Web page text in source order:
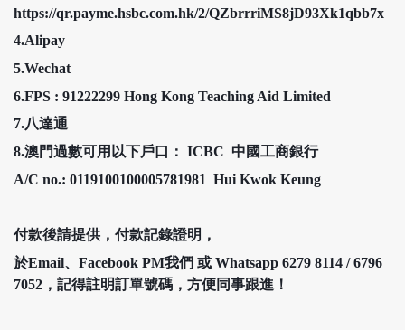
https://qr.payme.hsbc.com.hk/2/QZbrrriMS8jD93Xk1qbb7x
4.Alipay
5.Wechat
6.FPS : 91222299 Hong Kong Teaching Aid Limited
7.八達通
8.澳門過數可用以下戶口： ICBC 中國工商銀行
A/C no.: 0119100100005781981 Hui Kwok Keung
付款後請提供，付款記錄證明，
於Email、Facebook PM我們 或 Whatsapp 6279 8114 / 6796
7052，記得註明訂單號碼，方便同事跟進！